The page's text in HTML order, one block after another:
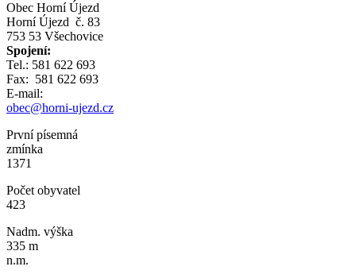
Obec Horní Újezd
Horní Újezd č. 83
753 53 Všechovice
Spojení:
Tel.: 581 622 693
Fax: 581 622 693
E-mail:
obec@horni-ujezd.cz
První písemná
zmínka
1371
Počet obyvatel
423
Nadm. výška
335 m
n.m.